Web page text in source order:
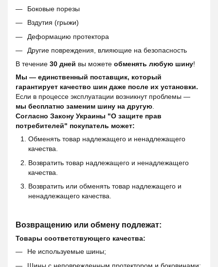
Боковые порезы
Вздутия (грыжи)
Деформацию протектора
Другие повреждения, влияющие на безопасность
В течение 30 дней вы можете обменять любую шину!
Мы — единственный поставщик, который
гарантирует качество шин даже после их установки.
Если в процессе эксплуатации возникнут проблемы —
мы бесплатно заменим шину на другую.
Согласно Закону Украины "О защите прав
потребителей" покупатель может:
Обменять товар надлежащего и ненадлежащего
качества.
Возвратить товар надлежащего и ненадлежащего
качества.
Возвратить или обменять товар надлежащего и
ненадлежащего качества.
Возвращению или обмену подлежат:
Товары соответствующего качества:
Не используемые шины;
Шины с неповрежденным протектором и боковинами;